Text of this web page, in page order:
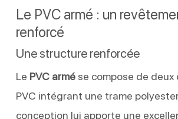
Le PVC armé : un
renforcé
Une structure renforcée
Le PVC armése compose de deux
PVC intégrant une trame
conception lui apporte une